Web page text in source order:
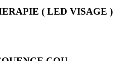
( LED VISAGE )